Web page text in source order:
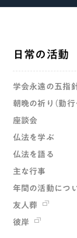
日常の活動
学会永遠の五指
朝晩の祈り（勤行
座談会
仏法を学ぶ
仏法を語る
主な行事
年間の活動につ
友人葬
彼岸